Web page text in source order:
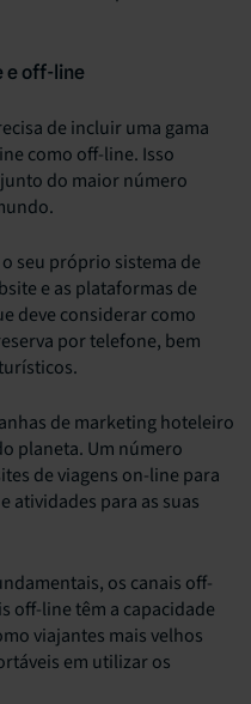
e off-line
de incluir uma gama
como off-line. Isso
do maior número
seu próprio sistema de
e as plataformas de
deve considerar como
por telefone, bem
de marketing hoteleiro
planeta. Um número
de viagens on-line para
atividades para as suas
os canais off-
off-line têm a capacidade
viajantes mais velhos
em utilizar os